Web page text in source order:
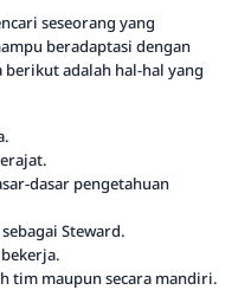
seseorang yang
beradaptasi dengan
adalah hal-hal yang
dasar pengetahuan
Steward.
tim maupun secara mandiri.